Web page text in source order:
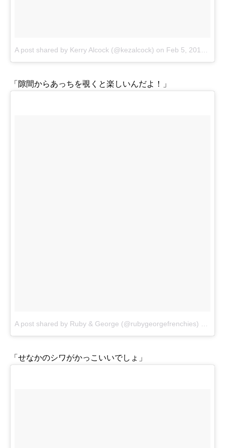
A post shared by Kerry Alcock (@kezalcock) on Feb 5, 2014 at 12:54pm PST
「隙間からあっちを覗くと楽しいんだよ！」
A post shared by Ruby & George (@rubygeorgefrenchies)
「せなかのシワがかっこいいでしょ」